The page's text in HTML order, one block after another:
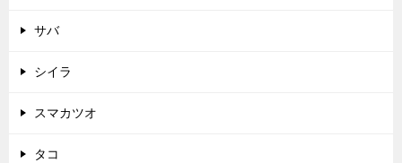
サバ
シイラ
スマカツオ
タコ